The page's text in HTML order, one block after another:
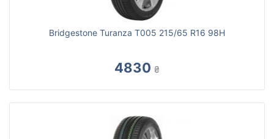
Bridgestone Turanza T005 215/65 R16 98H
4830 ₴